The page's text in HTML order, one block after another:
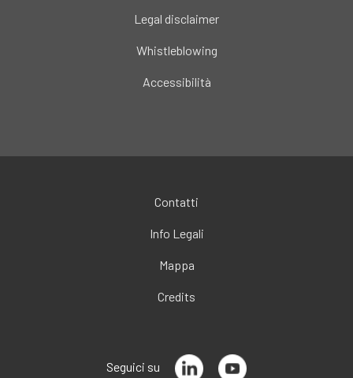
Legal disclaimer
Whistleblowing
Accessibilità
Contatti
Info Legali
Mappa
Credits
Seguici su